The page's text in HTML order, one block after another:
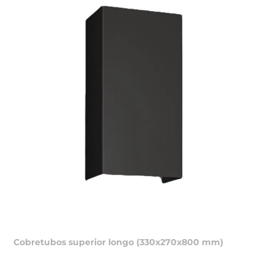
Cobretubos superior longo (330x270x800 mm)